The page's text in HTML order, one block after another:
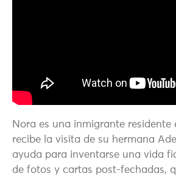
Nora es una inmigrante residente
recibe la visita de su hermana
ayuda para inventarse una vida
de fotos y cartas post-fechadas,